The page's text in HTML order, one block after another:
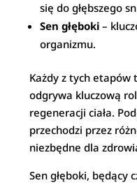
się do głębszego
Sen głęboki –
organizmu.
Każdy z tych
odgrywa kluczową
regeneracji ciała.
przechodzi przez
niezbędne dla
Sen głęboki, będący